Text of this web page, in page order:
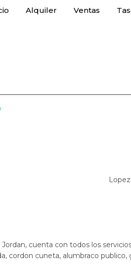
Alquiler Ventas
cuenta con todos los
cordon cuneta, alumbraco publico,